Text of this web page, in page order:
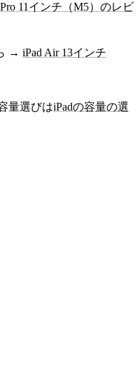
11インチ（M5）のレビ
→ iPad Air 13インチ
容量選びはiPadの容量の選